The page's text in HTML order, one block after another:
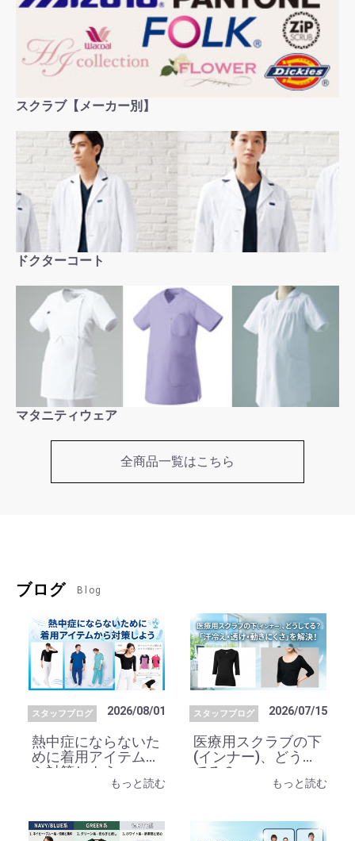
お買い物を続ける
スクラブ【メーカー別】
ドクターコート
マタニティウェア
全商品一覧はこちら
ブログ Blog
スタッフブログ 2026/08/01
熱中症にならないた
めに着用アイテムか
ら対策しよう
もっと読む
スタッフブログ 2026/07/15
医療用スクラブの下
(インナー)、どうし
てる？
もっと読む